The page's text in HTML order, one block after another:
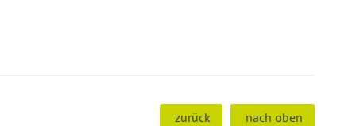
zurück nach oben